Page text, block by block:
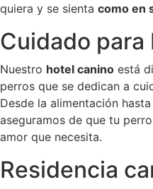
quiera y se sienta como en
Cuidado para
Nuestro hotel canino está
perros que se dedican a
Desde la alimentación hasta
aseguramos de que tu
amor que necesita.
Residencia